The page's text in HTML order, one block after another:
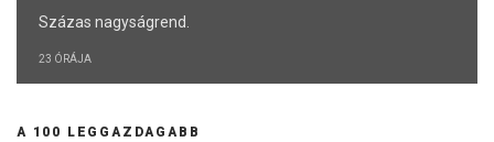
Százas nagyságrend.
23 ÓRÁJA
A 100 LEGGAZDAGABB